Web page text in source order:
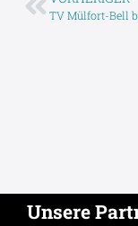
Unsere